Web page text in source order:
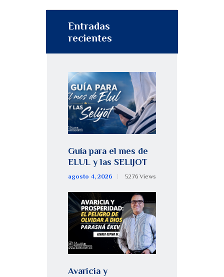
Entradas
recientes
Guía para el mes de
ELUL y las SELIJOT
agosto 4, 2026 5276 Views
Avaricia y